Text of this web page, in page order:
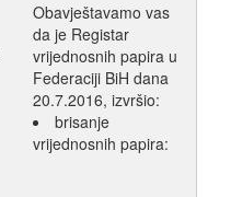
Obavještavamo vas
da je Registar
vrijednosnih papira u
Federaciji BiH dana
20.7.2016, izvršio:
brisanje
vrijednosnih papira: